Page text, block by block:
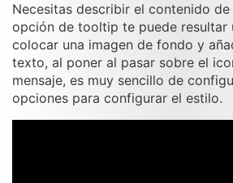
Necesitas describir el contenido de
opción de tooltip te puede resultar
colocar una imagen de fondo y
texto, al poner al pasar sobre el
mensaje, es muy sencillo de
opciones para configurar el estilo.